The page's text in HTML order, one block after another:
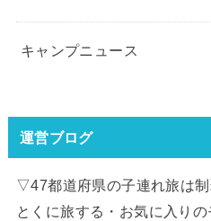
キャンプニュース
運営ブログ
▽47都道府県の子連れ旅は
とくに旅する・お気に入り